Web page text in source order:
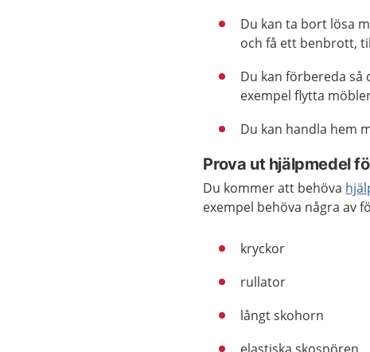
Du kan ta bort lösa
och få ett benbrott,
Du kan förbereda
exempel flytta
Du kan handla hem
Prova ut hjälpmedel
Du kommer att behöva
exempel behöva några av
kryckor
rullator
långt skohorn